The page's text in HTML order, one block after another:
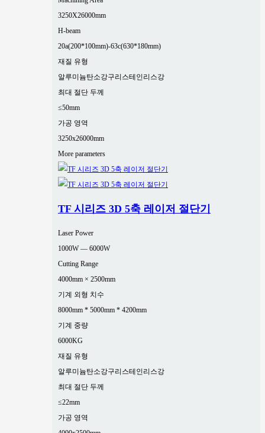
3250X26000mm
H-beam
20a(200*100mm)-63c(630*180mm)
재질 유형
알루미늄탄소강구리 스테인리스강
최대 절단 두께
≤50mm
가공 영역
3250x26000mm
More parameters
TF 시리즈 3D 5축 레이저 절단기
Laser Power
1000W — 6000W
Cutting Range
4000mm × 2500mm
기계 외형 치수
8000mm * 5000mm * 4200mm
기계 중량
6000KG
재질 유형
알루미늄탄소강구리스테인리스강
최대 절단 두께
≤22mm
가공 영역